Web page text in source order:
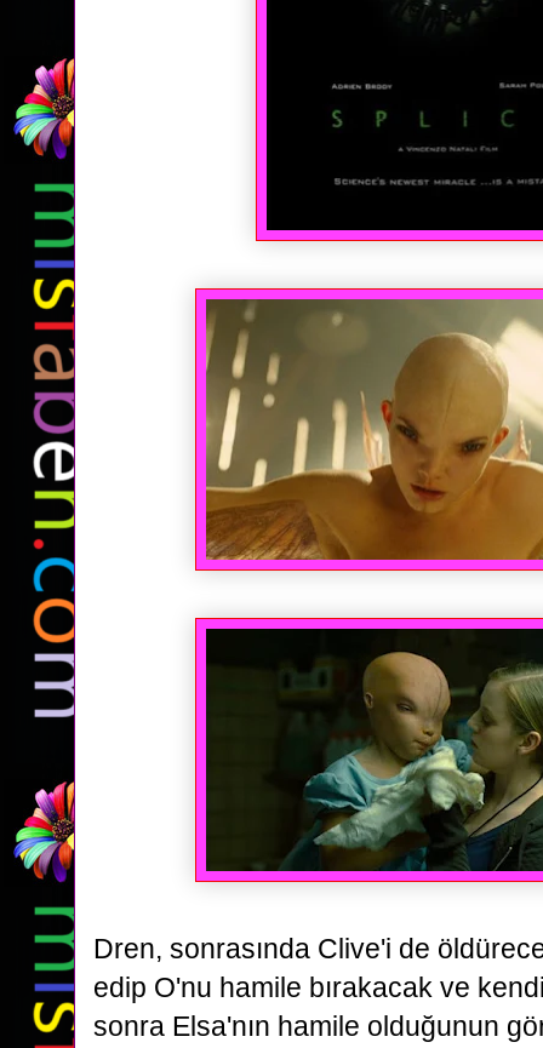
Dren, sonrasında Clive'i de
edip O'nu hamile bırakacak ve
sonra Elsa'nın hamile olduğunun